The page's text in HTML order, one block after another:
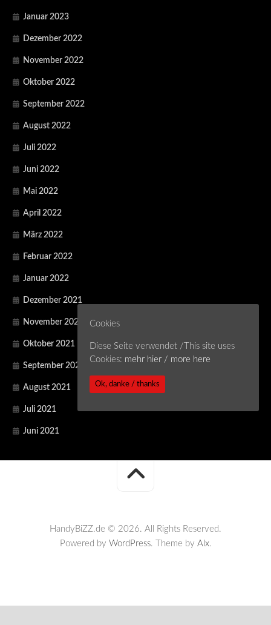
Januar 2023
Dezember 2022
November 2022
Oktober 2022
September 2022
August 2022
Juli 2022
Juni 2022
Mai 2022
April 2022
März 2022
Februar 2022
Januar 2022
Dezember 2021
November 2021
Oktober 2021
September 2021
August 2021
Juli 2021
Juni 2021
HandyBiZZ.de © 2026. All Rights Reserved.
Powered by WordPress. Theme by Alx.
Cookies
Diese Seite verwendet /This site uses
Cookies: mehr hier / more here
Ok, danke / thanks